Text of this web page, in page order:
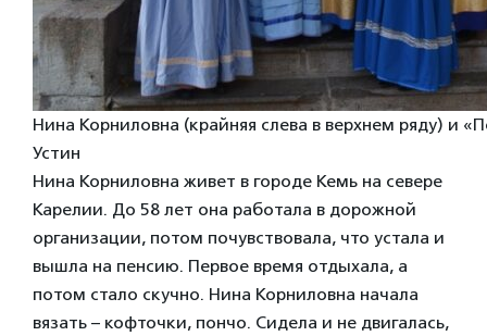
Нина Корниловна (крайняя слева в верхнем ряду) и
Устин
Нина Корниловна живет в городе Кемь на севере
Карелии. До 58 лет она работала в дорожной
организации, потом почувствовала, что устала и
вышла на пенсию. Первое время отдыхала, а
потом стало скучно. Нина Корниловна начала
вязать – кофточки, пончо. Сидела и не двигалась,